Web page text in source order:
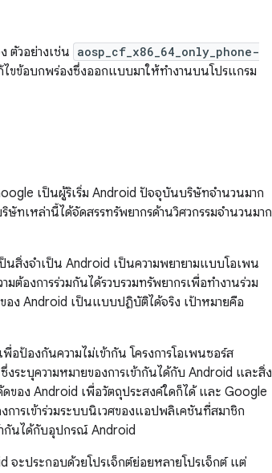
ตัวอย่างเช่น aosp_cf_x86_64_only_phone-
ขข้อบกพร่องซึ่งออกแบบมาให้ทำงานบนโปรแกรม
เป็นผู้ริเริ่ม Android ปัจจุบันบริษัทจำนวนมาก
ทเหล่านี้ได้จัดสรรทรัพยากรด้านวิศวกรรมจำนวนมาก
สิ่งจำเป็น Android เป็นความพยายามแบบโอเพน
ต้องการร่วมกันได้รวบรวมทรัพยากรเพื่อทำงานร่วม
ง Android เป็นแบบปฏิบัติได้จริง เป้าหมายคือ
อป้องกันความไม่เข้ากัน โครงการโอเพนซอร์ส
ซึ่งระบุความหมายของการเข้ากันได้กับ Android และสิ่ง
ของ Android เพื่อวัตถุประสงค์ใดก็ได้ และ Google
ารเข้าร่วมระบบนิเวศของแอปพลิเคชันที่สมาชิก
ากันได้กับอุปกรณ์ Android
ะประกอบด้วยโปรเจ็กต์ย่อยหลายโปรเจ็กต์ แต่